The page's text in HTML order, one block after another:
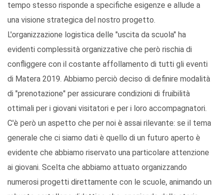
tempo stesso risponde a specifiche esigenze e allude a
una visione strategica del nostro progetto.
L'organizzazione logistica delle "uscita da scuola" ha
evidenti complessità organizzative che però rischia di
confliggere con il costante affollamento di tutti gli eventi
di Matera 2019. Abbiamo perciò deciso di definire modalità
di "prenotazione" per assicurare condizioni di fruibilità
ottimali per i giovani visitatori e per i loro accompagnatori.
C'è però un aspetto che per noi è assai rilevante: se il tema
generale che ci siamo dati è quello di un futuro aperto è
evidente che abbiamo riservato una particolare attenzione
ai giovani. Scelta che abbiamo attuato organizzando
numerosi progetti direttamente con le scuole, animando un